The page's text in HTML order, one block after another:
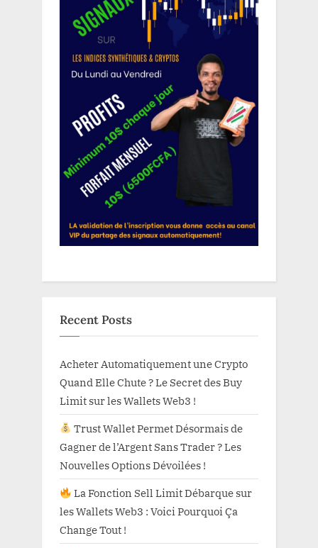
Recent Posts
Acheter Automatiquement une Crypto
Quand Elle Chute ? Le Secret des Buy
Limit sur les Wallets Web3 !
Trust Wallet Permet Désormais de
Gagner de l’Argent Sans Trader ? Les
Nouvelles Options Dévoilées !
La Fonction Sell Limit Débarque sur
les Wallets Web3 : Voici Pourquoi Ça
Change Tout !